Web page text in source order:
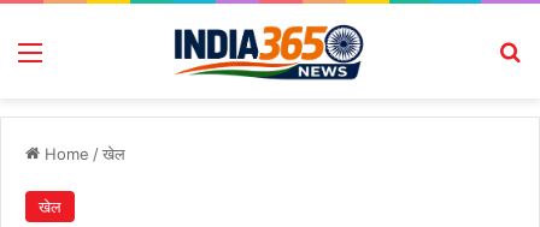
Menu
Home /खेल
खेल